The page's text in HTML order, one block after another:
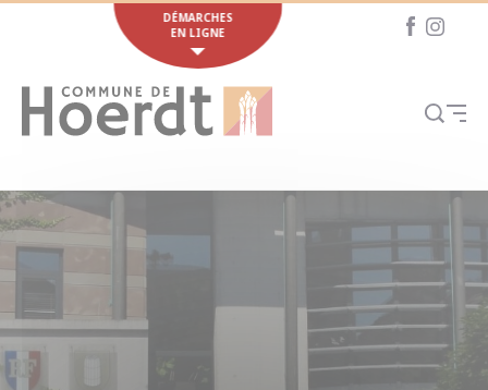
DÉMARCHES
EN LIGNE
Cookies management panel